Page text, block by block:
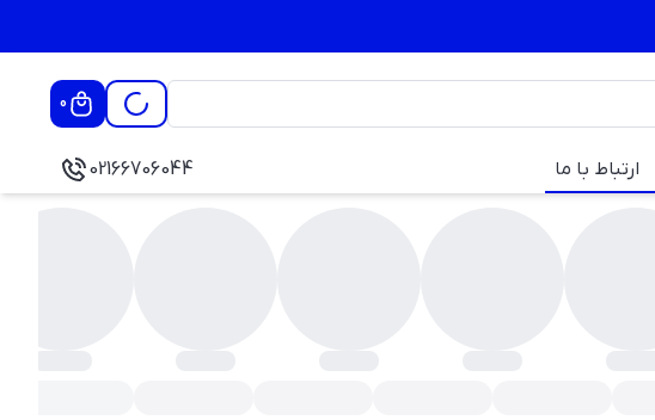
0
ارتباط با ما 02166706044